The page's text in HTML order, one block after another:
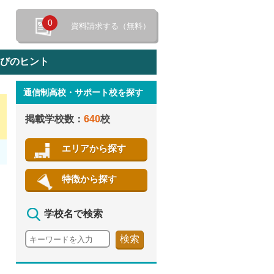
0 資料請求する（無料）
のヒント
通信制高校・サポート校を探す
掲載学校数： 640校
エリアから探す
特徴から探す
学校名で検索